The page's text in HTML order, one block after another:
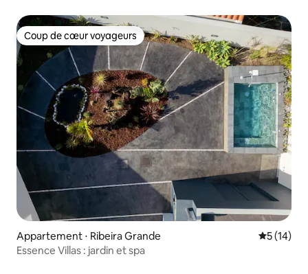
Coup de cœur voyageurs
Coup de cœur voyageurs
Appartement ⋅ Ribeira Grande
5 (14)
Essence Villas : jardin et spa